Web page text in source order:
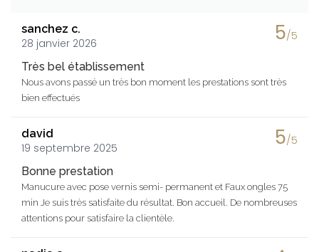
sanchez c.
28 janvier 2026 5/5
Très bel établissement
Nous avons passé un très bon moment les prestations sont très
bien effectués
david
19 septembre 2025 5/5
Bonne prestation
Manucure avec pose vernis semi- permanent et Faux ongles 75
min Je suis très satisfaite du résultat. Bon accueil. De nombreuses
attentions pour satisfaire la clientèle.